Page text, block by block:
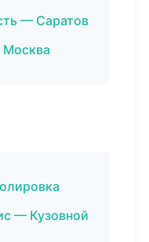
— Саратов
— Кузовной